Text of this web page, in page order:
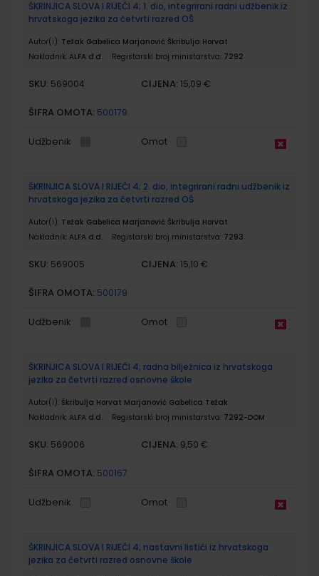
proizvodi
ŠKRINJICA SLOVA I RIJEČI 4; 1. dio, integrirani radni udžbenik iz
hrvatskoga jezika za četvrti razred OŠ
Autor(i): Težak Gabelica Marjanović Škribulja Horvat
Nakladnik: ALFA d.d. Registarski broj ministarstva: 7292
SKU: 569004 CIJENA: 15,09 €
ŠIFRA OMOTA: 500179
Udžbenik Omot
ŠKRINJICA SLOVA I RIJEČI 4; 2. dio, integrirani radni udžbenik iz
hrvatskoga jezika za četvrti razred OŠ
Autor(i): Težak Gabelica Marjanović Škribulja Horvat
Nakladnik: ALFA d.d. Registarski broj ministarstva: 7293
SKU: 569005 CIJENA: 15,10 €
ŠIFRA OMOTA: 500179
Udžbenik Omot
ŠKRINJICA SLOVA I RIJEČI 4; radna bilježnica iz hrvatskoga
jezika za četvrti razred osnovne škole
Autor(i): Škribulja Horvat Marjanović Gabelica Težak
Nakladnik: ALFA d.d. Registarski broj ministarstva: 7292-DOM
SKU: 569006 CIJENA: 9,50 €
ŠIFRA OMOTA: 500167
Udžbenik Omot
ŠKRINJICA SLOVA I RIJEČI 4; nastavni listići iz hrvatskoga
jezika za četvrti razred osnovne škole